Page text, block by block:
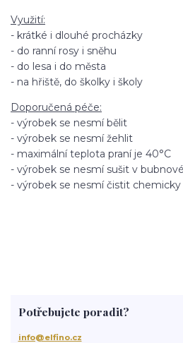
Využití:
- krátké i dlouhé procházky
- do ranní rosy i sněhu
- do lesa i do města
- na hřiště, do školky i školy
Doporučená péče:
- výrobek se nesmí bělit
- výrobek se nesmí žehlit
- maximální teplota praní je 40°C
- výrobek se nesmí sušit v
- výrobek se nesmí čistit chemicky
Potřebujete poradit?
info@elfino.cz